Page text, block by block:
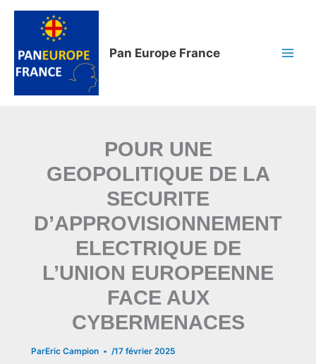
Aller
Pan Europe France
POUR UNE
GEOPOLITIQUE DE LA
SECURITE
D’APPROVISIONNEMENT
ELECTRIQUE DE
L’UNION EUROPEENNE
FACE AUX
CYBERMENACES
ParEric Campion /17 février 2025